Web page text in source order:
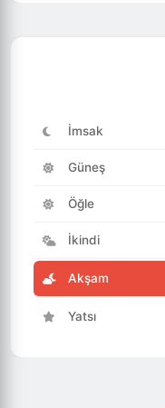
İmsak
Güneş
Öğle
İkindi
Akşam
Yatsı